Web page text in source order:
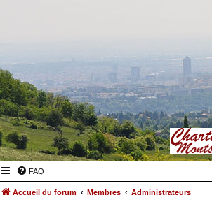
FAQ
Accueil du forum Membres Administrateurs